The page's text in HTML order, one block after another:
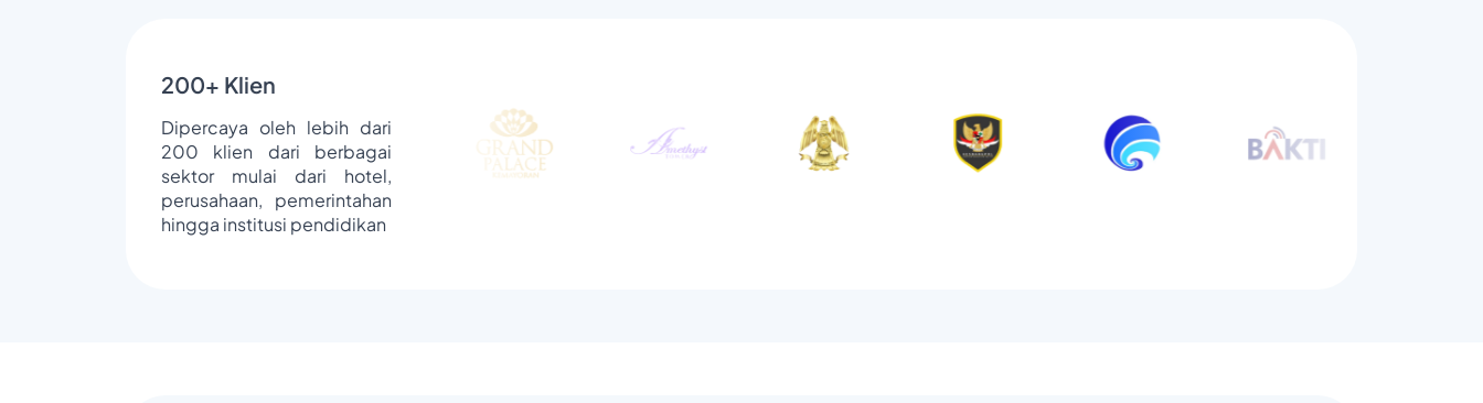
200+ Klien
Dipercaya oleh lebih dari
200 klien dari berbagai
sektor mulai dari hotel,
perusahaan, pemerintahan
hingga institusi pendidikan